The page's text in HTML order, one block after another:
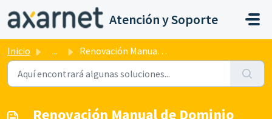
Saltar al contenido principal
Atención y Soporte
Inicio ... Renovación Manual de Dominio
Renovación Manual de Dominio